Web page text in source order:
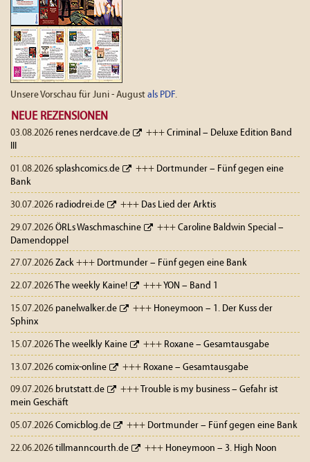
Unsere Vorschau für Juni - August als PDF.
NEUE REZENSIONEN
03.08.2026 renes nerdcave.de +++ Criminal – Deluxe Edition Band
III
01.08.2026 splashcomics.de +++ Dortmunder – Fünf gegen eine
Bank
30.07.2026 radiodrei.de +++ Das Lied der Arktis
29.07.2026 ÖRLs Waschmaschine +++ Caroline Baldwin Special –
Damendoppel
27.07.2026 Zack +++ Dortmunder – Fünf gegen eine Bank
22.07.2026 The weekly Kaine! +++ YON – Band 1
15.07.2026 panelwalker.de +++ Honeymoon – 1. Der Kuss der
Sphinx
15.07.2026 The weelkly Kaine +++ Roxane – Gesamtausgabe
13.07.2026 comix-online +++ Roxane – Gesamtausgabe
09.07.2026 brutstatt.de +++ Trouble is my business – Gefahr ist
mein Geschäft
05.07.2026 Comicblog.de +++ Dortmunder – Fünf gegen eine Bank
22.06.2026 tillmanncourth.de +++ Honeymoon – 3. High Noon